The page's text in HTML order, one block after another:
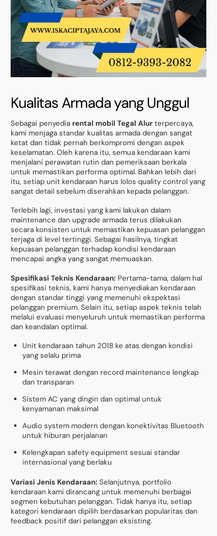
Kualitas Armada yang Unggul
Sebagai penyedia rental mobil Tegal Alur terpercaya,
kami menjaga standar kualitas armada dengan sangat
ketat dan tidak pernah berkompromi dengan aspek
keselamatan. Oleh karena itu, semua kendaraan kami
menjalani perawatan rutin dan pemeriksaan berkala
untuk memastikan performa optimal. Bahkan lebih dari
itu, setiap unit kendaraan harus lolos quality control yang
sangat detail sebelum diserahkan kepada pelanggan.
Terlebih lagi, investasi yang kami lakukan dalam
maintenance dan upgrade armada terus dilakukan
secara konsisten untuk memastikan kepuasan pelanggan
terjaga di level tertinggi. Sebagai hasilnya, tingkat
kepuasan pelanggan terhadap kondisi kendaraan
mencapai angka yang sangat memuaskan.
Spesifikasi Teknis Kendaraan: Pertama-tama, dalam hal
spesifikasi teknis, kami hanya menyediakan kendaraan
dengan standar tinggi yang memenuhi ekspektasi
pelanggan premium. Selain itu, setiap aspek teknis telah
melalui evaluasi menyeluruh untuk memastikan performa
dan keandalan optimal.
Unit kendaraan tahun 2018 ke atas dengan kondisi
yang selalu prima
Mesin terawat dengan record maintenance lengkap
dan transparan
Sistem AC yang dingin dan optimal untuk
kenyamanan maksimal
Audio system modern dengan konektivitas Bluetooth
untuk hiburan perjalanan
Kelengkapan safety equipment sesuai standar
internasional yang berlaku
Variasi Jenis Kendaraan: Selanjutnya, portfolio
kendaraan kami dirancang untuk memenuhi berbagai
segmen kebutuhan pelanggan. Tidak hanya itu, setiap
kategori kendaraan dipilih berdasarkan popularitas dan
feedback positif dari pelanggan eksisting.